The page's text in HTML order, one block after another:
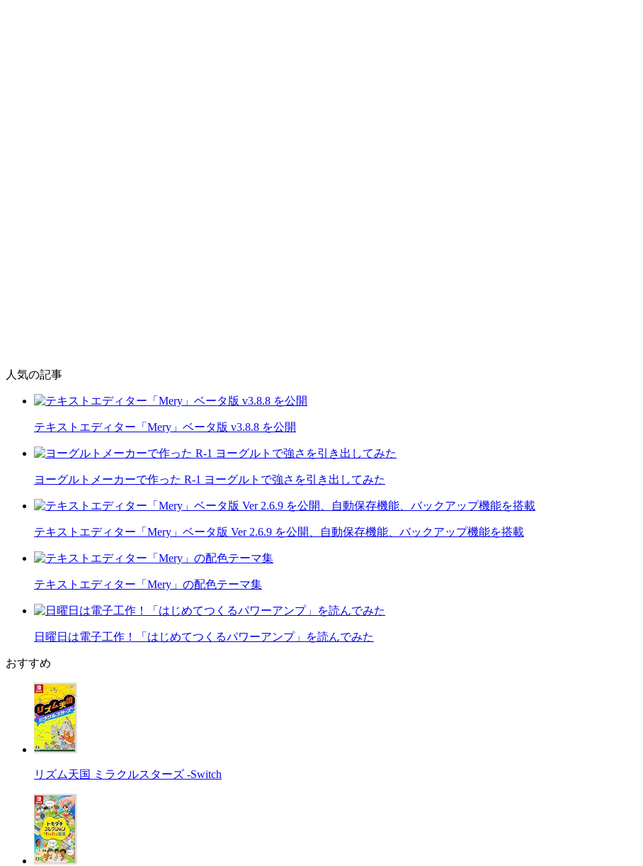
人気の記事
テキストエディター「Mery」ベータ版 v3.8.8 を公開
ヨーグルトメーカーで作った R-1 ヨーグルトで強さを引き出してみた
テキストエディター「Mery」ベータ版 Ver 2.6.9 を公開、自動保存機能、バックアップ機能を搭載
テキストエディター「Mery」の配色テーマ集
日曜日は電子工作！「はじめてつくるパワーアンプ」を読んでみた
おすすめ
リズム天国 ミラクルスターズ -Switch